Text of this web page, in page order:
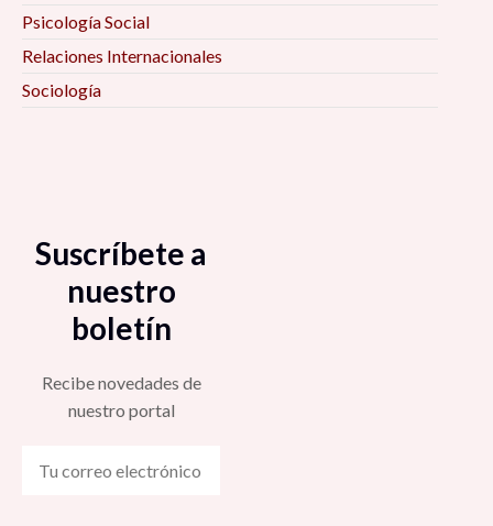
Psicología Social
Relaciones Internacionales
Sociología
Suscríbete a
nuestro
boletín
Recibe novedades de
nuestro portal